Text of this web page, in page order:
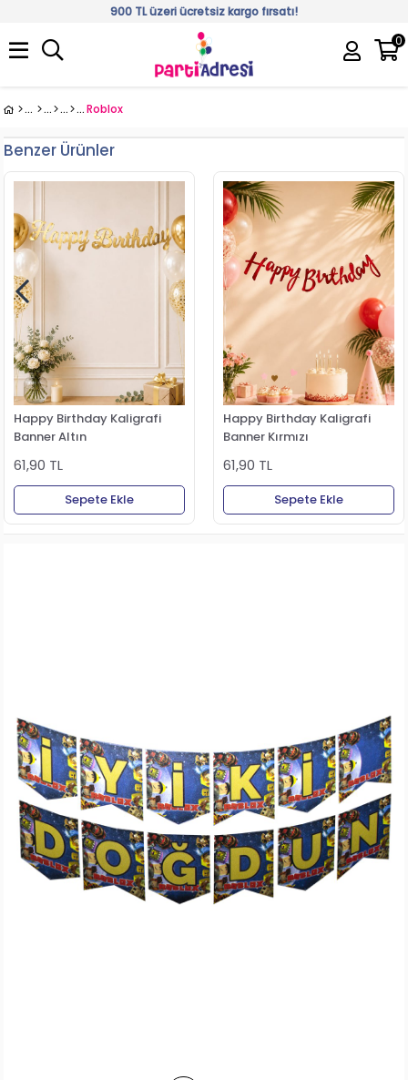
900 TL üzeri ücretsiz kargo fırsatı!
0
Roblox
Benzer Ürünler
Happy Birthday Kaligrafi
Banner Altın
61,90 TL
Sepete Ekle
Happy Birthday Kaligrafi
Banner Kırmızı
61,90 TL
Sepete Ekle